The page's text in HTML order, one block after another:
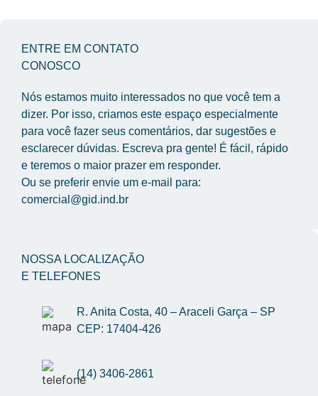
ENTRE EM CONTATO
CONOSCO
Nós estamos muito interessados no que você tem a
dizer. Por isso, criamos este espaço especialmente
para você fazer seus comentários, dar sugestões e
esclarecer dúvidas. Escreva pra gente! É fácil, rápido
e teremos o maior prazer em responder.
Ou se preferir envie um e-mail para:
comercial@gid.ind.br
NOSSA LOCALIZAÇÃO
E TELEFONES
R. Anita Costa, 40 – Araceli Garça – SP
CEP: 17404-426
(14) 3406-2861